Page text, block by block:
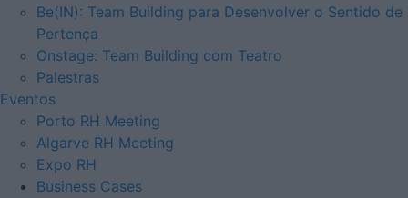
Be(IN): Team Building para Desenvolver o Sentido de
Pertença
Onstage: Team Building com Teatro
Palestras
Eventos
Porto RH Meeting
Algarve RH Meeting
Expo RH
Business Cases